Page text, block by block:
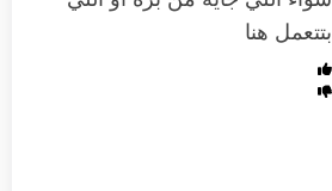
بتتعمل هنا